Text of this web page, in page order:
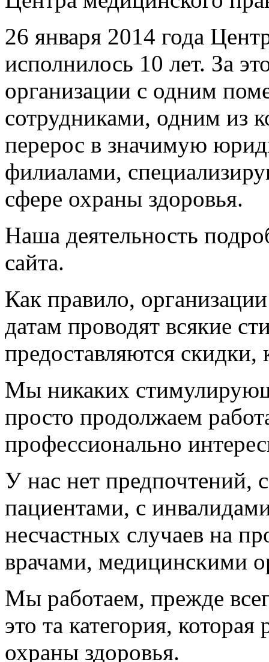
26 января 2014 года
исполнилось 10 лет. За
организации с одним
сотрудниками, одним из
перерос в значимую
филиалами,
сфере охраны здоровья.
Наша деятельность
сайта.
Как правило,
датам проводят всякие
предоставляются скидки,
Мы никаких
просто продолжаем
профессионально
У нас нет предпочтений,
пациентами, с
несчастных случаев на
врачами, медицинскими
Мы работаем, прежде
это та категория,
охраны здоровья.